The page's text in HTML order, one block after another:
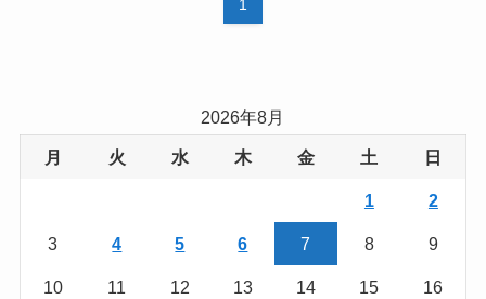
1
2026年8月
月 火 水 木 金 土 日
1 2
3 4 5 6 7 8 9
10 11 12 13 14 15 16